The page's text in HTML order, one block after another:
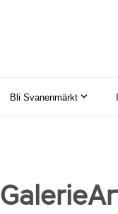
Bli Svanenmärkt